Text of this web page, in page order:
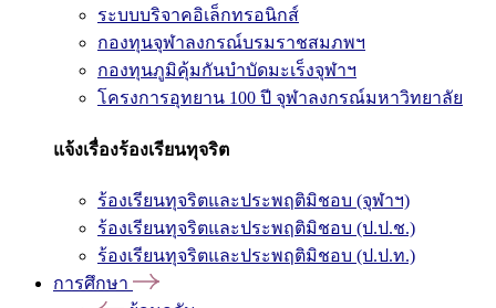
ระบบบริจาคอิเล็กทรอนิกส์
กองทุนจุฬาลงกรณ์บรมราชสมภพฯ
กองทุนภูมิคุ้มกันบำบัดมะเร็งจุฬาฯ
โครงการอุทยาน 100 ปี จุฬาลงกรณ์มหาวิทยาลัย
แจ้งเรื่องร้องเรียนทุจริต
ร้องเรียนทุจริตและประพฤติมิชอบ (จุฬาฯ)
ร้องเรียนทุจริตและประพฤติมิชอบ (ป.ป.ช.)
ร้องเรียนทุจริตและประพฤติมิชอบ (ป.ป.ท.)
การศึกษา